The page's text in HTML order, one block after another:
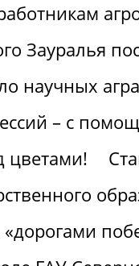
Зауралья
научных
– с
цветами!